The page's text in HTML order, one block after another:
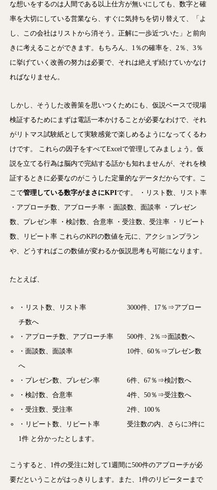
な想いをするのは人間である以上仕方が無いにしても、数字と確
率を大切にしている営業なら、すぐに気持ちを切り替えて、「よ
し、この会社はリストから消そう。正解に一歩近づいた」と前向
きに考えることができます。もちろん、1％の確率を、2％、3％
に挙げていく改善の努力は必要で、それは絶えず続けていかなけ
ればなりません。
しかし、そうした改善策を思いつくためにも、仮説ベースで現場
検証するためにまずは電話一本かけることが必要なわけで、それ
がリトマス試験紙として実験感覚で楽しめるようになってくるわ
けです。 これらの因子をすべてExcelで管理してみましょう。仮
説を立てる行為は脳内で完結する話かも知れませんが、それを検
証するときに必要なのがこうした定量的なデータだからです。こ
こで管理している数字がまさにKPIです。 ・リスト数、リスト率
・アプローチ数、アプローチ率 ・面談数、面談率 ・プレゼン
数、プレゼン率 ・検討数、合意率 ・受注数、受注率 ・リピート
数、リピート率 これらのKPIの数値を元に、アクションプラン
や、どうすればこの数値が変わるか仮説思考も可能になります。
たとえば、
・リスト数、リスト率 3000件、17％⇒アプロー
チ数へ
・アプローチ数、アプローチ率 500件、2％⇒面談数へ
・面談数、面談率 10件、60％⇒プレゼン数
へ
・プレゼン数、プレゼン率 6件、67％⇒検討数へ
・検討数、合意率 4件、50％⇒受注数へ
・受注数、受注率 2件、100％
・リピート数、リピート率 受注数の内、さらに3件に
1件 と分かったとします。
こうすると、1件の受注に対して1週間に500件のアプローチが必
要だということがはっきりします。また、1件のリピーターまで